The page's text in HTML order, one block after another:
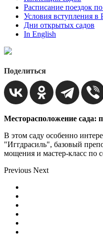
Расписание поездок
Условия вступления
Дни открытых садов
In English
Поделиться
Месторасположение сада:
В этом саду особенно
"Иггдрасиль", базовый
мощения и мастер-класс по
Previous Next